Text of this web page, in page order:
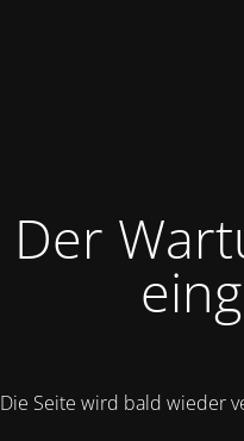
Der
Die Seite wird bald wieder